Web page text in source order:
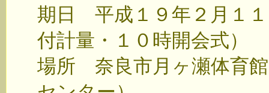
期日 平成１９年２月１
付計量・１０時開会式）
場所 奈良市月ヶ瀬体育